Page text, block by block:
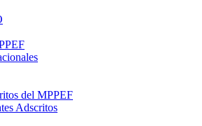
del MPPEF
Adscritos